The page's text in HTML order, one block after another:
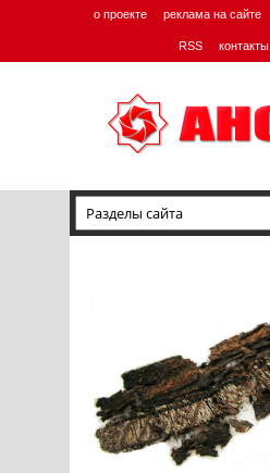
о проекте реклама на сайте
RSS контакты